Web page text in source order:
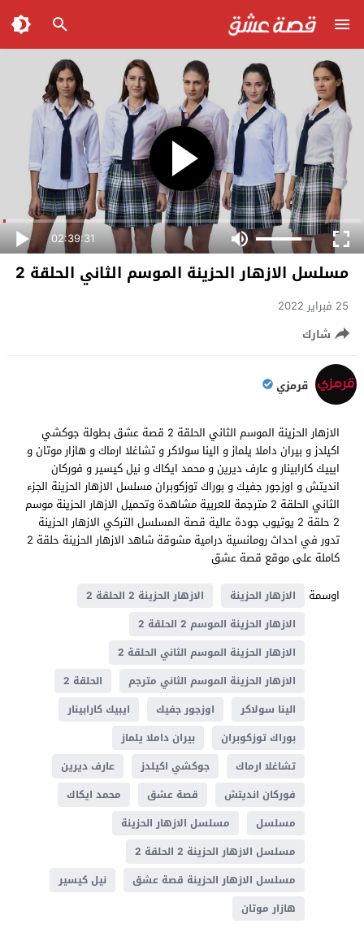
02:39:31
مسلسل الازهار الحزينة الموسم الثاني الحلقة 2
25 فبراير 2022
شارك
قرمزي
الازهار الحزينة الموسم الثاني الحلقة 2 قصة عشق بطولة جوكشي
اكيلدز و بيران داملا يلماز و الينا سولاكر و تشاغلا ارماك و هازار موتان و
ايبيك كارابينار و عارف ديرين و محمد ايكاك و نيل كيسير و فوركان
انديتش و اوزجور جفيك و بوراك توزكوبران مسلسل الازهار الحزينة الجزء
الثاني الحلقة 2 مترجمة للعربية مشاهدة وتحميل الازهار الحزينة موسم
2 حلقة 2 يوتيوب جودة عالية قصة المسلسل التركي الازهار الحزينة
تدور في احداث رومانسية درامية مشوقة شاهد الازهار الحزينة حلقة 2
كاملة على موقع قصة عشق
اوسمة
الازهار الحزينة
الازهار الحزينة 2 الحلقة 2
الازهار الحزينة الموسم 2 الحلقة 2
الازهار الحزينة الموسم الثاني الحلقة 2
الازهار الحزينة الموسم الثاني مترجم
الحلقة 2
الينا سولاكر
اوزجور جفيك
ايبيك كارابينار
بوراك توزكوبران
بيران داملا يلماز
تشاغلا ارماك
جوكشي اكيلدز
عارف ديرين
فوركان انديتش
قصة عشق
محمد ايكاك
مسلسل
مسلسل الازهار الحزينة
مسلسل الازهار الحزينة 2 الحلقة 2
مسلسل الازهار الحزينة قصة عشق
نيل كيسير
هازار موتان